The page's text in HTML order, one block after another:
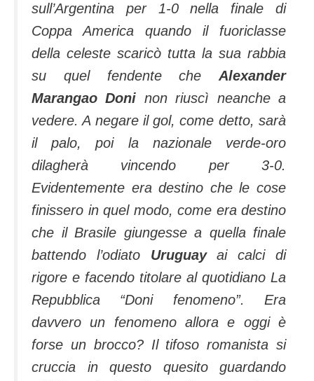
sull’Argentina per 1-0 nella finale di
Coppa America quando il fuoriclasse
della celeste scaricò tutta la sua rabbia
su quel fendente che Alexander
Marangao Doni non riuscì neanche a
vedere. A negare il gol, come detto, sarà
il palo, poi la nazionale verde-oro
dilagherà vincendo per 3-0.
Evidentemente era destino che le cose
finissero in quel modo, come era destino
che il Brasile giungesse a quella finale
battendo l’odiato Uruguayai calci di
rigore e facendo titolare al quotidiano La
Repubblica “Doni fenomeno”. Era
davvero un fenomeno allora e oggi è
forse un brocco? Il tifoso romanista si
cruccia in questo quesito guardando